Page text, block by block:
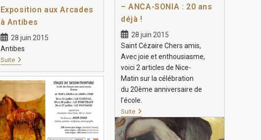
Exposition aux Arcades
à Antibes
28 juin 2015
Antibes
Suite
– ANCA-SONIA : 20 ans
déjà !
28 juin 2015
Saint Cézaire Chers amis,
Avec joie et enthousiasme,
voici 2 articles de Nice-
Matin sur la célébration
du 20ème anniversaire de
l’école.
Suite